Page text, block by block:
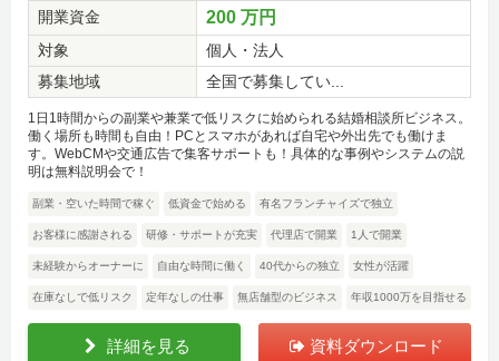
開業資金
200 万円
対象
個人・法人
募集地域
全国で募集してい...
1日1時間からの副業や兼業で低リスクに始められる結婚相談所ビジネス。
働く場所も時間も自由！PCとスマホがあれば自宅や外出先でも働けま
す。WebCMや交通広告で集客サポートも！具体的な事例やシステムの説
明は無料説明会で！
副業・空いた時間で稼ぐ 低資金で始める 有名フランチャイズで独立
お客様に感謝される 研修・サポートが充実 代理店で開業 1人で開業
未経験からオーナーに 自由な時間に働く 40代からの独立 女性が活躍
在庫なしで低リスク 定年なしの仕事 無店舗型のビジネス 年収1000万を目指せる
詳細を見る 資料ダウンロード